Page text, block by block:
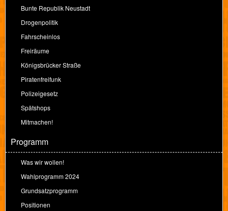
Bunte Republik Neustadt
Drogenpolitik
Fahrscheinlos
Freiräume
Königsbrücker Straße
Piratenfreifunk
Polizeigesetz
Spätshops
Mitmachen!
Programm
Was wir wollen!
Wahlprogramm 2024
Grundsatzprogramm
Positionen